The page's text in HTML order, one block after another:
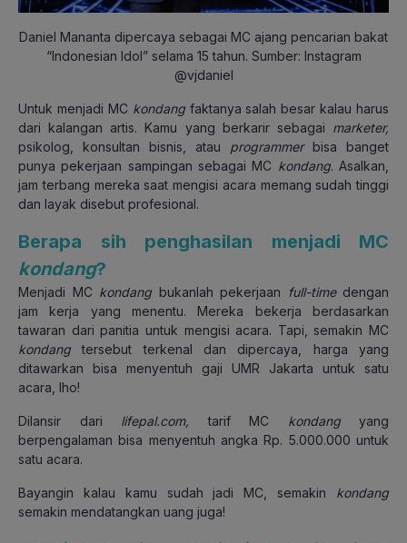
Daniel Mananta dipercaya sebagai MC ajang pencarian bakat
“Indonesian Idol” selama 15 tahun. Sumber: Instagram
@vjdaniel
Untuk menjadi MC kondangfaktanya salah besar kalau harus
dari kalangan artis. Kamu yang berkarir sebagai marketer,
psikolog, konsultan bisnis, atau programmer bisa banget
punya pekerjaan sampingan sebagai MC kondang. Asalkan,
jam terbang mereka saat mengisi acara memang sudah tinggi
dan layak disebut profesional.
Berapa sih penghasilan menjadi MC
kondang?
Menjadi MC kondang bukanlah pekerjaan full-time dengan
jam kerja yang menentu. Mereka bekerja berdasarkan
tawaran dari panitia untuk mengisi acara. Tapi, semakin MC
kondang tersebut terkenal dan dipercaya, harga yang
ditawarkan bisa menyentuh gaji UMR Jakarta untuk satu
acara, lho!
Dilansir dari lifepal.com,tarif MC kondangyang
berpengalaman bisa menyentuh angka Rp. 5.000.000 untuk
satu acara.
Bayangin kalau kamu sudah jadi MC, semakin kondang
semakin mendatangkan uang juga!